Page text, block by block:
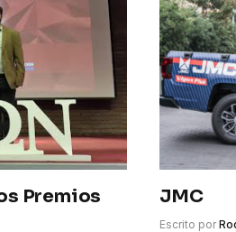
Premios
JMC
Escrito por